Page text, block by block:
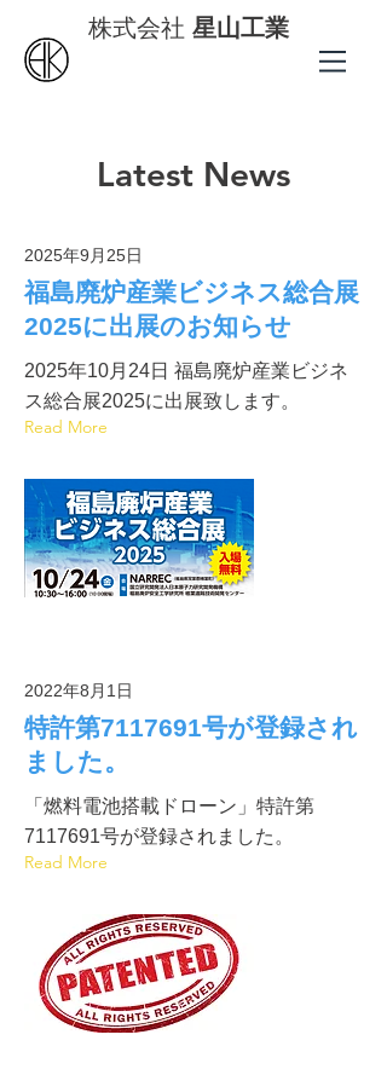
株式会社 星山工業
Latest News
2025年9月25日
福島廃炉産業ビジネス総合展
2025に出展のお知らせ
2025年10月24日 福島廃炉産業ビジネ
ス総合展2025に出展致します。
Read More
2022年8月1日
特許第7117691号が登録され
ました。
「燃料電池搭載ドローン」特許第
7117691号が登録されました。
Read More